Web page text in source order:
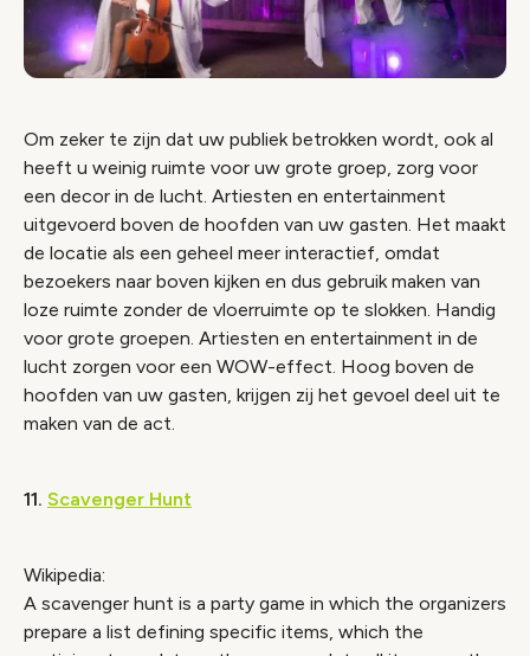
Om zeker te zijn dat uw publiek betrokken wordt, ook al
heeft u weinig ruimte voor uw grote groep, zorg voor
een decor in de lucht. Artiesten en entertainment
uitgevoerd boven de hoofden van uw gasten. Het maakt
de locatie als een geheel meer interactief, omdat
bezoekers naar boven kijken en dus gebruik maken van
loze ruimte zonder de vloerruimte op te slokken. Handig
voor grote groepen. Artiesten en entertainment in de
lucht zorgen voor een WOW-effect. Hoog boven de
hoofden van uw gasten, krijgen zij het gevoel deel uit te
maken van de act.
11. Scavenger Hunt
Wikipedia:
A scavenger hunt is a party game in which the organizers
prepare a list defining specific items, which the